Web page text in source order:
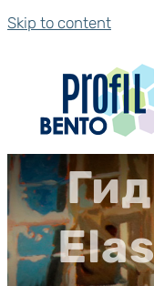
Skip to content